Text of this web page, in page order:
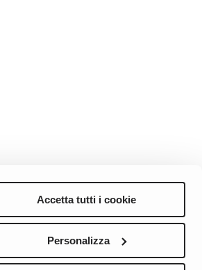
Accetta tutti i cookie
Personalizza
Cookie Notice Genie Patents